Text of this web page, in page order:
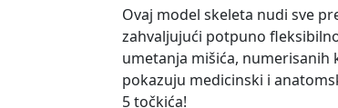
Ovaj model skeleta nudi sve
zahvaljujući potpuno
umetanja mišića, numerisanih
pokazuju medicinski i
5 točkića!